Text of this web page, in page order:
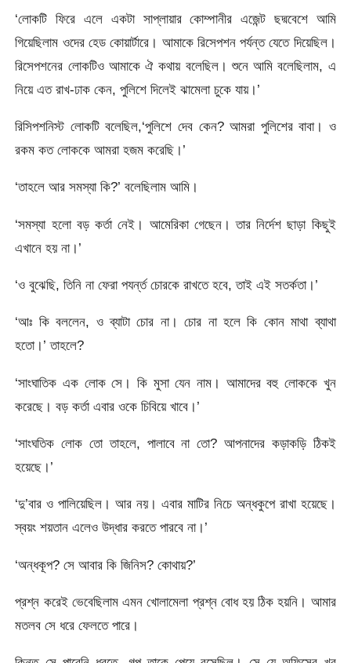
‘লোকটি ফিরে এলে একটা সাপ্লায়ার কোম্পানীর এজেন্ট ছদ্মবেশে আমি
গিয়েছিলাম ওদের হেড কোয়ার্টারে। আমাকে রিসেপশন পর্যন্ত যেতে দিয়েছিল।
রিসেপশনের লোকটিও আমাকে ঐ কথায় বলেছিল। শুনে আমি বলেছিলাম, এ
নিয়ে এত রাখ-ঢাক কেন, পুলিশে দিলেই ঝামেলা চুকে যায়।’
রিসিপশনিস্ট লোকটি বলেছিল,‘পুলিশে দেব কেন? আমরা পুলিশের বাবা। ও
রকম কত লোককে আমরা হজম করেছি।’
‘তাহলে আর সমস্যা কি?’ বলেছিলাম আমি।
‘সমস্যা হলো বড় কর্তা নেই। আমেরিকা গেছেন। তার নির্দেশ ছাড়া কিছুই
এখানে হয় না।’
‘ও বুঝেছি, তিনি না ফেরা পযর্ন্ত চোরকে রাখতে হবে, তাই এই সতর্কতা।’
‘আঃ কি বললেন, ও ব্যাটা চোর না। চোর না হলে কি কোন মাথা ব্যাথা
হতো।’ তাহলে?
‘সাংঘাতিক এক লোক সে। কি মুসা যেন নাম। আমাদের বহু লোককে খুন
করেছে। বড় কর্তা এবার ওকে চিবিয়ে খাবে।’
‘সাংঘতিক লোক তো তাহলে, পালাবে না তো? আপনাদের কড়াকড়ি ঠিকই
হয়েছে।’
‘দু’বার ও পালিয়েছিল। আর নয়। এবার মাটির নিচে অন্ধকুপে রাখা হয়েছে।
স্বয়ং শয়তান এলেও উদ্ধার করতে পারবে না।’
‘অন্ধকূপ? সে আবার কি জিনিস? কোথায়?’
প্রশ্ন করেই ভেবেছিলাম এমন খোলামেলা প্রশ্ন বোধ হয় ঠিক হয়নি। আমার
মতলব সে ধরে ফেলতে পারে।